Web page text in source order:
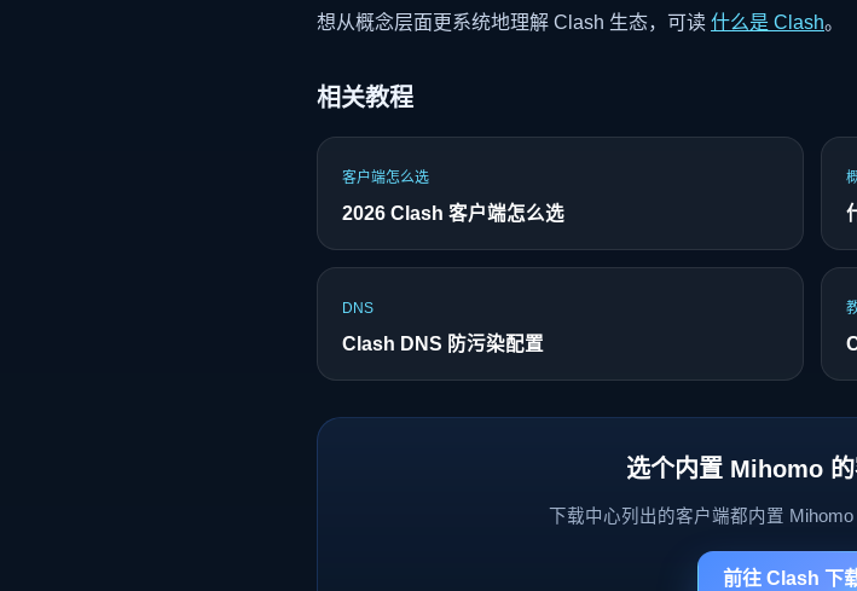
想从概念层面更系统地理解 Clash 生态，可读 什么是 Clash。
相关教程
客户端怎么选
2026 Clash 客户端怎么选
DNS
Clash DNS 防污染配置
选个内置 Mihomo
下载中心列出的客户端都内置
前往 Clash 下